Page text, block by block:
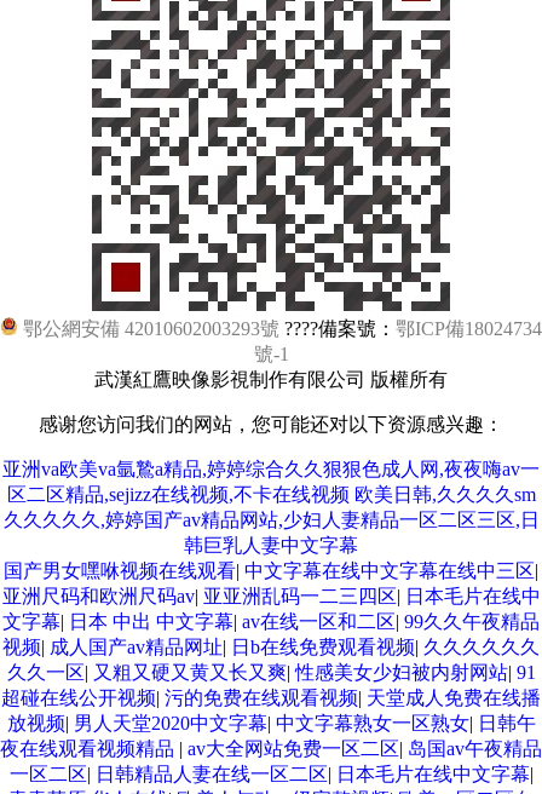
鄂公網安備 42010602003293號 ????備案號： 鄂ICP備18024734
號-1
武漢紅鷹映像影視制作有限公司 版權所有
感谢您访问我们的网站，您可能还对以下资源感兴趣：
亚洲va欧美va氩鷙a精品,婷婷综合久久狠狠色成人网,夜夜嗨av一
区二区精品,sejizz在线视频,不卡在线视频 欧美日韩,久久久久sm
久久久久久,婷婷国产av精品网站,少妇人妻精品一区二区三区,日
韩巨乳人妻中文字幕
国产男女嘿咻视频在线观看 中文字幕在线中文字幕在线中三区
亚洲尺码和欧洲尺码av| 亚亚洲乱码一二三四区
日本毛片在线中
文字幕
日本 中出 中文字幕 av在线一区和二区 99久久午夜精品
视频 成人国产av精品网址 日b在线免费观看视频 久久久久久久
久久一区
又粗又硬又黄又长又爽|性感美女少妇被内射网站| 91
超碰在线公开视频 污的免费在线观看视频 天堂成人免费在线播
放视频 男人天堂2020中文字幕 中文字幕熟女一区熟女| 日韩午
夜在线观看视频精品
av大全网站免费一区二区 岛国av午夜精品
一区二区
日韩精品人妻在线一区二区 日本毛片在线中文字幕